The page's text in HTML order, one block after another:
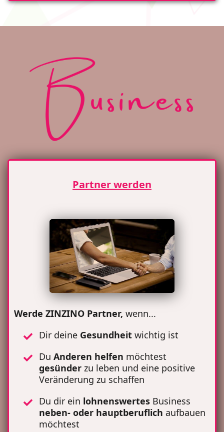
Partner werden
Werde ZINZINO Partner, wenn...
Dir deine Gesundheit wichtig ist
Du Anderen helfen möchtest
gesünder zu leben und eine positive
Veränderung zu schaffen
Du dir ein lohnenswertes Business
neben- oder hauptberuflich aufbauen
möchtest